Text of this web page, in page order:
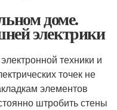
доме.
электрики
техники и
точек не
элементов
штробить стены